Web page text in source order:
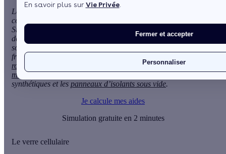
En savoir plus sur Vie Privée.
Fermer et accepter
Personnaliser
La performance énergétique des bâtis et des nouvelles
constructions dépend en grande partie de l’isolation thermique.
Si tous les isolants thermiques permettent de réduire la
déperdition de chaleur, chacun a des caractéristiques qui lui
sont propres. Tour d’horizon des matériaux les plus
fréquemment utilisés, à savoir : le verre cellulaire, la
roche
fibre de bois, labrique
monomur, lapeinture isolante, lalaine de verre, les isolants
synthétiques et les panneaux d’isolants sous vide.
Je calcule mes aides
Simulation gratuite en 2 minutes
Le verre cellulaire